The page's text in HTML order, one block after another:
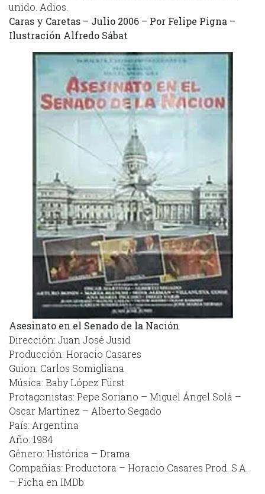
unido. Adios.
Caras y Caretas – Julio 2006 – Por Felipe Pigna –
Ilustración Alfredo Sábat
Asesinato en el Senado de la Nación
Dirección: Juan José Jusid
Producción: Horacio Casares
Guion: Carlos Somigliana
Música: Baby López Fürst
Protagonistas: Pepe Soriano – Miguel Ángel Solá –
Oscar Martínez – Alberto Segado
País: Argentina
Año: 1984
Género: Histórica – Drama
Compañías: Productora – Horacio Casares Prod. S.A.
– Ficha en IMDb